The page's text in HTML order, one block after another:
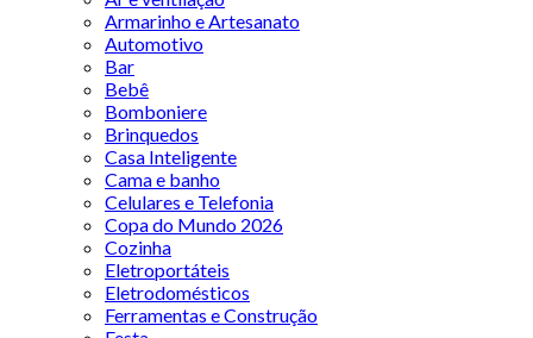
Armarinho e Artesanato
Automotivo
Bar
Bebê
Bomboniere
Brinquedos
Casa Inteligente
Cama e banho
Celulares e Telefonia
Copa do Mundo 2026
Cozinha
Eletroportáteis
Eletrodomésticos
Ferramentas e Construção